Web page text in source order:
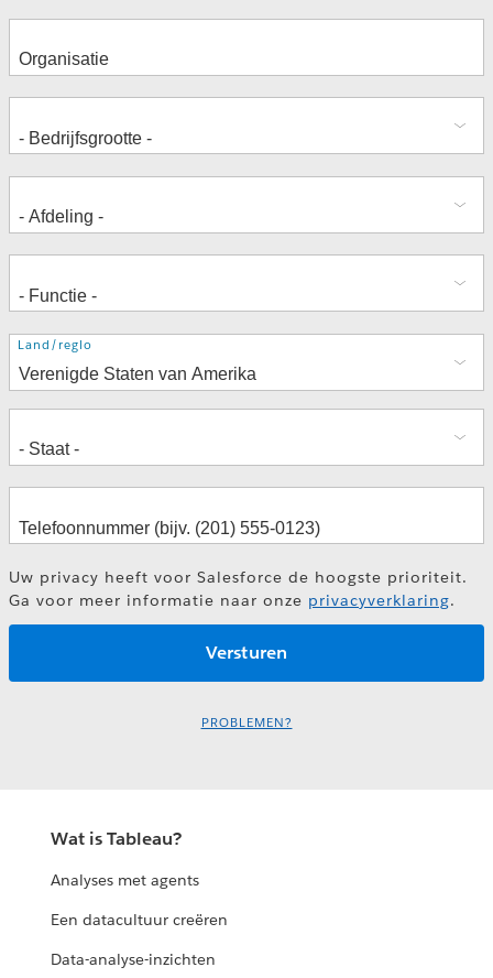
Adres
Land/regio
Uw privacy heeft voor Salesforce de hoogste prioriteit.
Ga voor meer informatie naar onze privacyverklaring.
PROBLEMEN?
Wat is Tableau?
Analyses met agents
Een datacultuur creëren
Data-analyse-inzichten